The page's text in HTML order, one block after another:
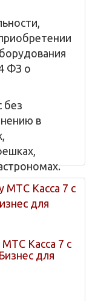
ФЗ о
без
в
МТС Касса 7 с
для